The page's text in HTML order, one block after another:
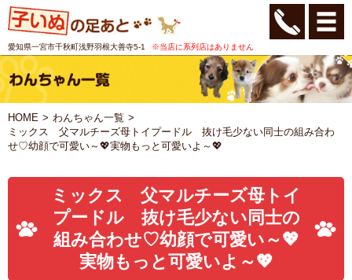
愛知県一宮市千秋町浅野羽根大善寺5-1 ※当店に系列店はありません
HOME
わんちゃん一覧
ミックス 父マルチーズ母トイプードル 抜け毛少ない同士の組み合わ
せ♡幼顔で可愛い～💖実物もっと可愛いよ～💖
ミックス 父マルチーズ母トイ
プードル 抜け毛少ない同士の
組み合わせ♡幼顔で可愛い～💖
実物もっと可愛いよ～💖